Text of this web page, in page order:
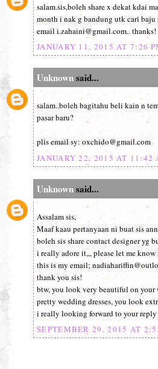
salam.sis,boleh share x dekat kdai
month i nak g bandung utk cari
email i.zahaini@gmail.com.. thanks!
JANUARY 11, 2015 AT 7:26
Unknownsaid...
salam..boleh bagitahu beli kain n
pasar baru?
plis email sy: oxchido@gmail.com
JANUARY 22, 2015 AT 11:42
Unknownsaid...
Assalam sis,
Maaf kaau pertanyaan ni buat sis
boleh sis share contact designer yg
i really adore it,,, please let me
this is my email;
thank you sis!
btw, you look very beautiful on
pretty wedding dresses, you look
i really looking forward to your reply
SEPTEMBER 29, 2015 AT